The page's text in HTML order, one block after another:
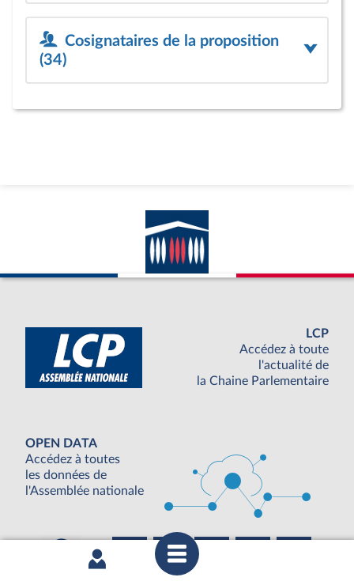
Cosignataires de la proposition
(34)
LCP
Accédez à toute
l'actualité de
la Chaine Parlementaire
OPEN DATA
Accédez à toutes
les données de
l'Assemblée nationale